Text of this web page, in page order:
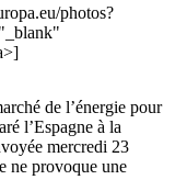
photos?
de l’énergie pour
l’Espagne à la
mercredi 23
ne provoque une